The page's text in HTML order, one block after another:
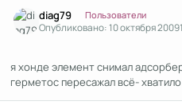
diag79 Пользователи
Опубликовано:10 октября 2009
я хонде элемент снимал
герметос пересажал всё-